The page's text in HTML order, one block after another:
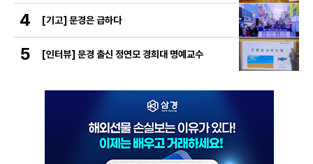
4 [기고] 문경은 급하다
5 [인터뷰] 문경 출신 정연모 경희대 명예교수